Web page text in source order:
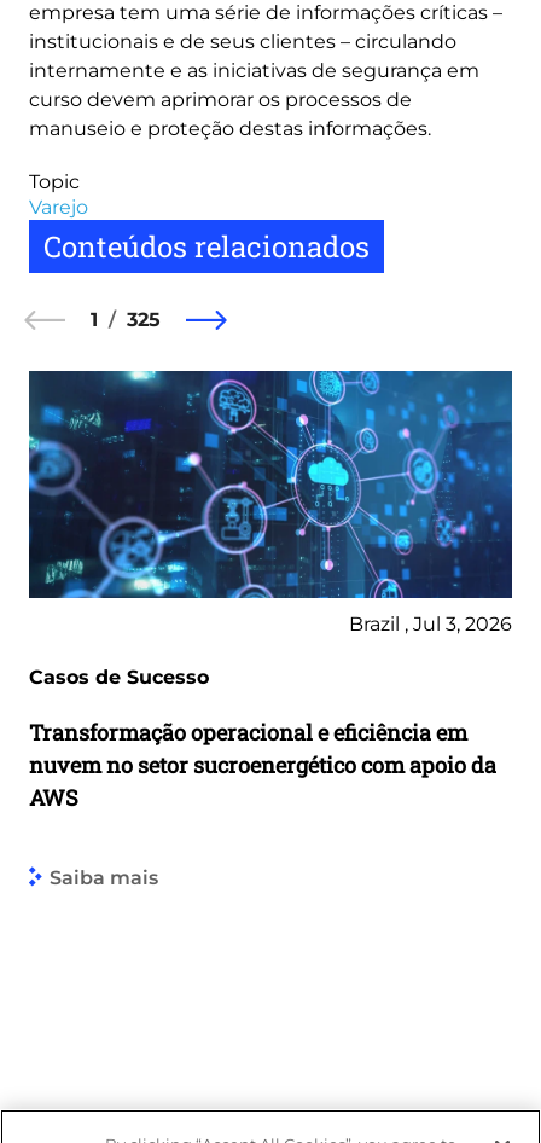
empresa tem uma série de informações críticas –
institucionais e de seus clientes – circulando
internamente e as iniciativas de segurança em
curso devem aprimorar os processos de
manuseio e proteção destas informações.
Topic
Varejo
Conteúdos relacionados
1 325
Brazil , Jul 3, 2026
Casos de Sucesso
Transformação operacional e eficiência em
nuvem no setor sucroenergético com apoio da
AWS
Saiba mais